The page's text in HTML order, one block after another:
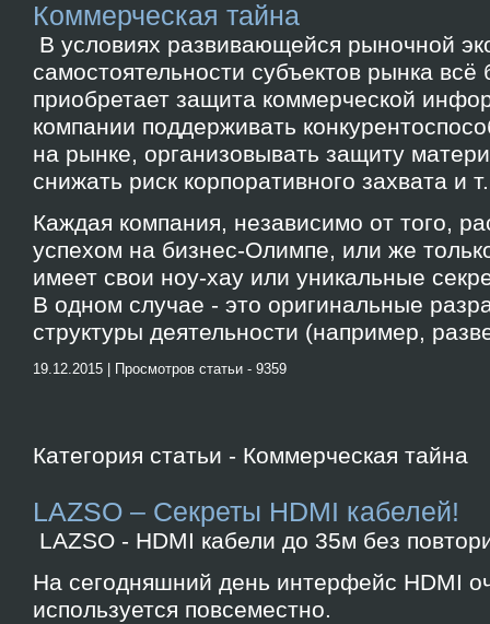
Коммерческая тайна
В условиях развивающейся рыночной
самостоятельности субъектов рынка
приобретает защита коммерческой
компании поддерживать
на рынке, организовывать защиту
снижать риск корпоративного захвата и
Каждая компания, независимо от того,
успехом на бизнес-Олимпе, или же
имеет свои ноу-хау или уникальные
В одном случае - это оригинальные
структуры деятельности (например,
19.12.2015 | Просмотров статьи - 9359
Категория статьи - Коммерческая тайна
LAZSO – Секреты HDMI кабелей!
LAZSO - HDMI кабели до 35м без
На сегодняшний день интерфейс HDMI
используется повсеместно.